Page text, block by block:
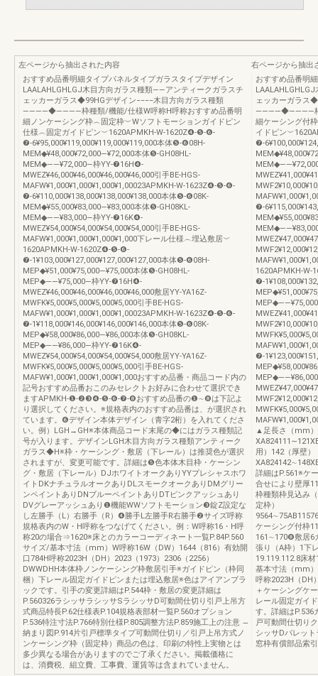
左ページから抽出された内容
おすすめ品番明細タイプパネルタイプガラスタイプデザイン
LAALAHLGHLGJ木目方向ガラス種類――アンティークガラスチ
ェッカーガラス◆99HGデザイン−−−−木目方向ガラス種類
――――◆――――枠種類/機能/仕様W呼称H呼称おすすめ品番明
細ノンケーシング枠︵固定枠︶Wソフトモーションガイドピン
仕様︵固定ガイドピン︶1620APMKH-W-1620Z❹-❺-❻-
❼-6¥95,000¥119,000¥119,000¥119,000本体❺-❻08H-
MEM◆¥48,000¥72,000―¥72,000本体❺-GH08HL-
MEM◆――¥72,000―枠YY-❼16H❹-
MWEZ¥46,000¥46,000¥46,000¥46,000引手BE-HGS-
MAFW¥1,000¥1,000¥1,000¥1,00023APMKH-W-1623Z❹-❺-❻-
❼-6¥110,000¥138,000¥138,000¥138,000本体❺-❻08K-
MEM◆¥55,000¥83,000―¥83,000本体❺-GH08KL-
MEM◆――¥83,000―枠YY-❼16K❹-
MWEZ¥54,000¥54,000¥54,000¥54,000引手BE-HGS-
MAFW¥1,000¥1,000¥1,000¥1,000下レール仕様︵埋込敷居︶
1620APMKH-W-1620Z❹-❺-❻-
❼-1¥103,000¥127,000¥127,000¥127,000本体❺-❻08H-
MEP◆¥51,000¥75,000―¥75,000本体❺-GH08HL-
MEP◆――¥75,000―枠YY-❼16H❹-
MWEZ¥46,000¥46,000¥46,000¥46,000敷居YY-YA16Z-
MWFK¥5,000¥5,000¥5,000¥5,000引手BE-HGS-
MAFW¥1,000¥1,000¥1,000¥1,00023APMKH-W-1623Z❹-❺-❻-
❼-1¥118,000¥146,000¥146,000¥146,000本体❺-❻08K-
MEP◆¥58,000¥86,000―¥86,000本体❺-GH08KL-
MEP◆――¥86,000―枠YY-❼16K❹-
MWEZ¥54,000¥54,000¥54,000¥54,000敷居YY-YA16Z-
MWFK¥5,000¥5,000¥5,000¥5,000引手BE-HGS-
MAFW¥1,000¥1,000¥1,000¥1,000おすすめ品番・商品コード内の
記号おすすめ品番おこのみセレクトお好みに合わせて選択でき
ますAPMKH-❶-❷❸❹-❺-❻-❼-❽おすすめ品番の❶∼❽は下記よ
り選択してください。※規格表内のおすすめ品番は、が選択され
ています。❻デザイン本体デザイン（青字2桁）を入れてくださ
い。例）LGH→GH※本体商品コード末尾の◆にはガラス種類記
号が入ります。デザインLGH木目方向ガラス種類アンティーク
ガラス◆H※枠・ケーシング・敷居（下レール）は推奨色が選択
されますが、変更可能です。詳細は❺色本体木目枠・ケーシン
グ・敷居（下レール）DJホワイトオークありYYプレシャスホワ
イトDKナチュラルオークありDLスモークオークありDMグリー
ンペイントありDNブルーペイントありDTピンクアッシュあり
DVグレーアッシュあり❶機能WWソフトモーション❸錠Z設定な
し左勝手（L）右勝手（R）❹勝手L左勝手R右勝手❷サイズ呼称
規格表内のW・H呼称をつなげてください。例：W呼称16・H呼
称20の場合⇒1620※床とのカラーコーディネート一覧P.84P.560
サイズ/基本寸法（mm）W呼称16W（DW）1644（816）有効開
口784H呼称2023H（DH）2023（1973）2306（2256）
DWWDHH本体枠ノンケーシング枠敷居引手※ガイドピン（枠同
梱）下レール固定ガイドピンまたは埋込敷居※色はアイアンブラ
ックです。引手の変更詳細はP.544枠・敷居の変更詳細は
P.560326ラシッサラシッサSラシッサD可動間仕切り引戸上吊方
式商品特長P.62仕様表P.104規格表部材一覧P.560オプション
P.536特注寸法P.766特別仕様P.805調整方法P.859施工上の注意 ̶
納まり図P.914片引戸標準タイプ可動間仕切り／引戸上吊方式ノ
ンケーシング枠（固定枠）商品の色は、印刷の特性上実物とは
多少異なる場合がありますのでご了承ください。掲載価格に
は、消費税、組立費、工事費、運賃等は含まれていません。
右ページから抽出
おすすめ品番明
ェッカーガラス
――――◆――――枠
細ケーシング付
イドピン
❼-
❼-
1620APMKH-
❼-
❼-
▲足長さ（mm
用）142（厚壁）
詳細はP.561※ケ
合せにより壁厚
枠種類枠見込み
定枠）
ケーシング付枠
161∼170❽敷居6
張り（A枠）1下
19.119.112.8床
基本寸法（mm
呼称2023H（DH
＋ケーシングケ
レール固定ガイ
す。詳細はP.536
戸可動間仕切り
シッサDパレッ
窓枠有償部品索